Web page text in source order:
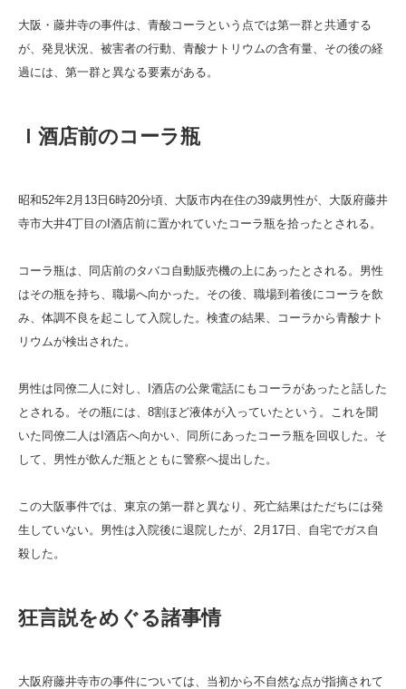
大阪・藤井寺の事件は、青酸コーラという点では第一群と共通する
が、発見状況、被害者の行動、青酸ナトリウムの含有量、その後の経
過には、第一群と異なる要素がある。
Ｉ酒店前のコーラ瓶
昭和52年2月13日6時20分頃、大阪市内在住の39歳男性が、大阪府藤井
寺市大井4丁目のI酒店前に置かれていたコーラ瓶を拾ったとされる。
コーラ瓶は、同店前のタバコ自動販売機の上にあったとされる。男性
はその瓶を持ち、職場へ向かった。その後、職場到着後にコーラを飲
み、体調不良を起こして入院した。検査の結果、コーラから青酸ナト
リウムが検出された。
男性は同僚二人に対し、I酒店の公衆電話にもコーラがあったと話した
とされる。その瓶には、8割ほど液体が入っていたという。これを聞
いた同僚二人はI酒店へ向かい、同所にあったコーラ瓶を回収した。そ
して、男性が飲んだ瓶とともに警察へ提出した。
この大阪事件では、東京の第一群と異なり、死亡結果はただちには発
生していない。男性は入院後に退院したが、2月17日、自宅でガス自
殺した。
狂言説をめぐる諸事情
大阪府藤井寺市の事件については、当初から不自然な点が指摘されて